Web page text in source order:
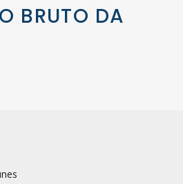
BRUTO DA